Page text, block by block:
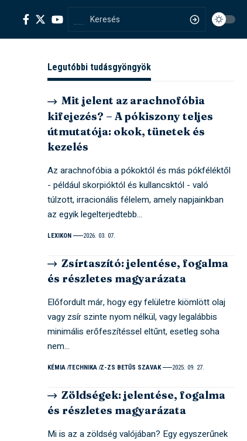
Legutóbbi tudásgyöngyök
Mit jelent az arachnofóbia
kifejezés? – A pókiszony teljes
útmutatója: okok, tünetek és
kezelés
Az arachnofóbia a pókoktól és más pókféléktől
- például skorpióktól és kullancsktól - való
túlzott, irracionális félelem, amely napjainkban
az egyik legelterjedtebb…
LEXIKON 2026. 03. 07.
Zsírtaszító: jelentése, fogalma
és részletes magyarázata
Előfordult már, hogy egy felületre kiömlött olaj
vagy zsír szinte nyom nélkül, vagy legalábbis
minimális erőfeszítéssel eltűnt, esetleg soha
nem…
KÉMIA TECHNIKA Z-ZS BETŰS SZAVAK 2025. 09. 27.
Zöldségek: jelentése, fogalma
és részletes magyarázata
Mi is az a zöldség valójában? Egy egyszerűnek